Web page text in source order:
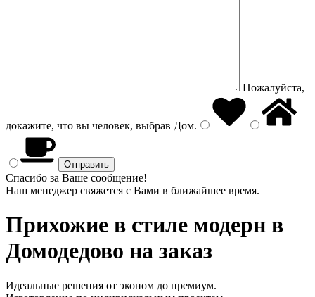
Пожалуйста,
докажите, что вы человек, выбрав Дом.
Спасибо за Ваше сообщение!
Наш менеджер свяжется с Вами в ближайшее время.
Прихожие в стиле модерн в
Домодедово на заказ
Идеальные решения от эконом до премиум.